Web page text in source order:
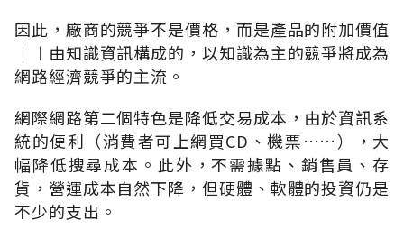
因此，廠商的競爭不是價格，而是產品的附加價值
︱︱由知識資訊構成的，以知識為主的競爭將成為
網路經濟競爭的主流。
網際網路第二個特色是降低交易成本，由於資訊系
統的便利（消費者可上網買CD、機票……），大
幅降低搜尋成本。此外，不需據點、銷售員、存
貨，營運成本自然下降，但硬體、軟體的投資仍是
不少的支出。